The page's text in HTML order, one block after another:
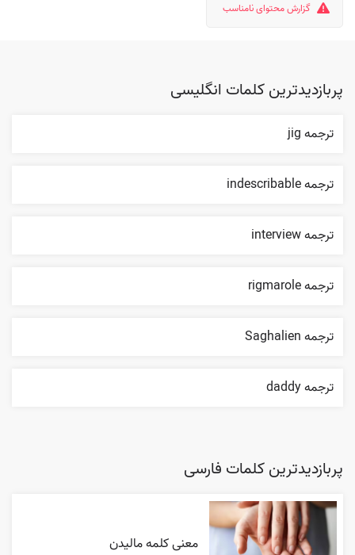
گزارش محتوای نامناسب
پربازدیدترین کلمات انگلیسی
ترجمه jig
ترجمه indescribable
ترجمه interview
ترجمه rigmarole
ترجمه Saghalien
ترجمه daddy
پربازدیدترین کلمات فارسی
معنی کلمه مالیدن